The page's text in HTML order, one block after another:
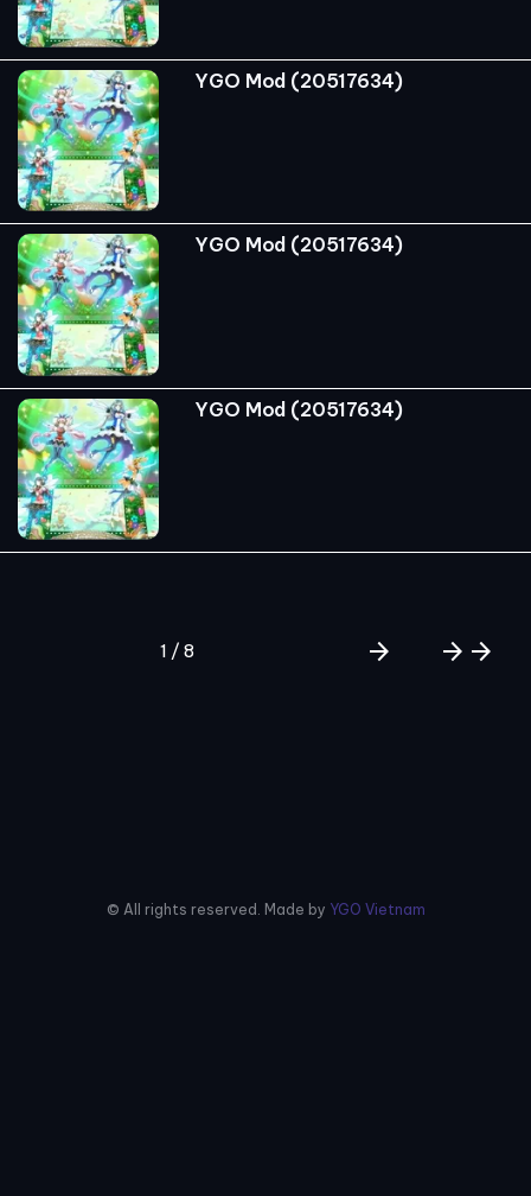
YGO Mod (20517634)
YGO Mod (20517634)
YGO Mod (20517634)
1 / 8 arrow_forward arrow_forward arrow_forward
© All rights reserved. Made by YGO Vietnam